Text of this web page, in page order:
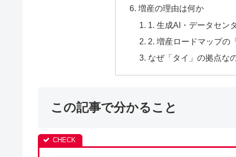
増産の理由は何か
1. 生成AI・データセン
2. 増産ロードマップの
なぜ「タイ」の拠点な
この記事で分かること